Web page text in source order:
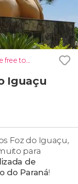
Visitas guiadas e free tours
Iguaçu
Foz do Iguaçu,
para
de
do Paraná!